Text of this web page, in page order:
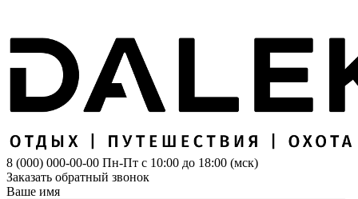
8 (000) 000-00-00 Пн-Пт с 10:00 до 18:00 (мск)
Заказать обратный звонок
Ваше имя